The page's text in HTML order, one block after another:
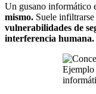
Un gusano informático
mismo. Suele
vulnerabilidades de
interferencia humana.
Ejemplo